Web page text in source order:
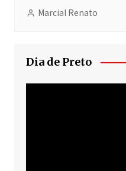
Marcial Renato
Dia de Preto